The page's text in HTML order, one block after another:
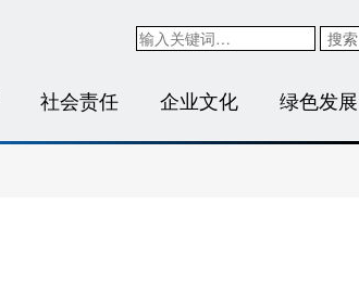
搜索
社会责任 企业文化 绿色发展